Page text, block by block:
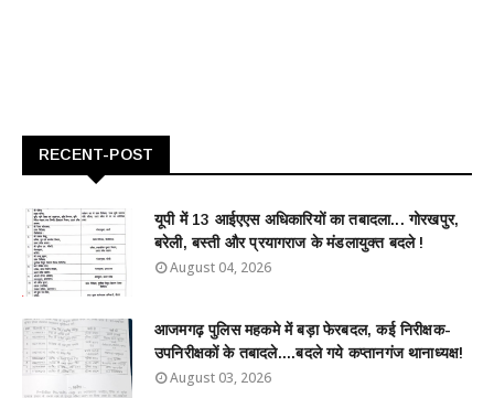
RECENT-POST
यूपी में 13 आईएएस अधिकारियों का तबादला... गोरखपुर,
बरेली, बस्ती और प्रयागराज के मंडलायुक्त बदले !
August 04, 2026
आजमगढ़ पुलिस महकमे में बड़ा फेरबदल, कई निरीक्षक-
उपनिरीक्षकों के तबादले....बदले गये कप्तानगंज थानाध्यक्ष!
August 03, 2026